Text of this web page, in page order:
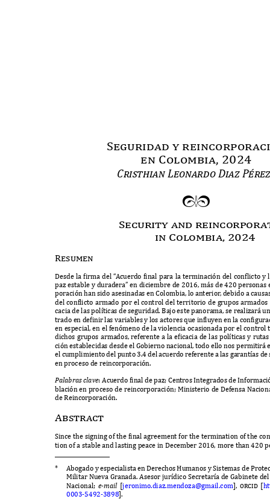
Seguridad y
en Colombia, 2024
Cristhian Leonardo Diaz
mn
Security and
in Colombia, 2024
Resumen
Desde lafirma del“Acuerdo final para la terminación del conflicto y
paz estable y duradera”en diciembre de 2016, más de420personas
poración han sido asesinadas enColombia, lo anterior, debido a
del conflicto armado por el control del territorio de grupos armados
cacia de las políticas de seguridad. Bajo este panorama,se realizará
trado en definir las variables y los actoresque influyen en la conf
en especial,en el fenómeno de la violencia ocasionada por el
dichos grupos armados,referente a la eficacia de las políticas y
ción establecidas desde el Gobierno nacional,todo ello nos permitirá
el cumplimiento del punto3.4del acuerdo referente a las garantías
en proceso de reincorporación.
Palabrasclave: Acuerdo final de paz; CentrosIntegrados deI
blación en proceso de reincorporación; Ministerio de Defensa N
deReincorporación.
Abstract
Since the signing of the final agreement for the termination of the con
tion of a stable and lasting peace in December 2016, more than420
* Abogado y especialista enDerechosHumanos ySistemas deP
Militar Nueva Granada. Asesor jurídico Secretaría deGabinete
Nacional; e-mail [jeronimo.diaz.mendoza@gmail.com], orcid [
0003-5492-3898].